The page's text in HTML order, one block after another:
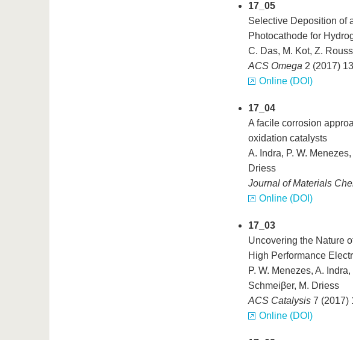
17_05
Selective Deposition of
Photocathode for
C. Das, M. Kot, Z.
ACS Omega 2 (2017)
Online (DOI)
17_04
A facile corrosion
oxidation catalysts
A. Indra, P. W.
Driess
Journal of Materials
Online (DOI)
17_03
Uncovering the Nature
High Performance
P. W. Menezes, A.
Schmeiβer, M. Driess
ACS Catalysis 7 (2017)
Online (DOI)